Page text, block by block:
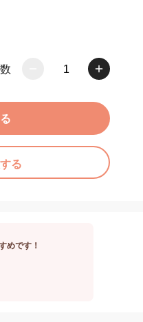
1
る
めです！